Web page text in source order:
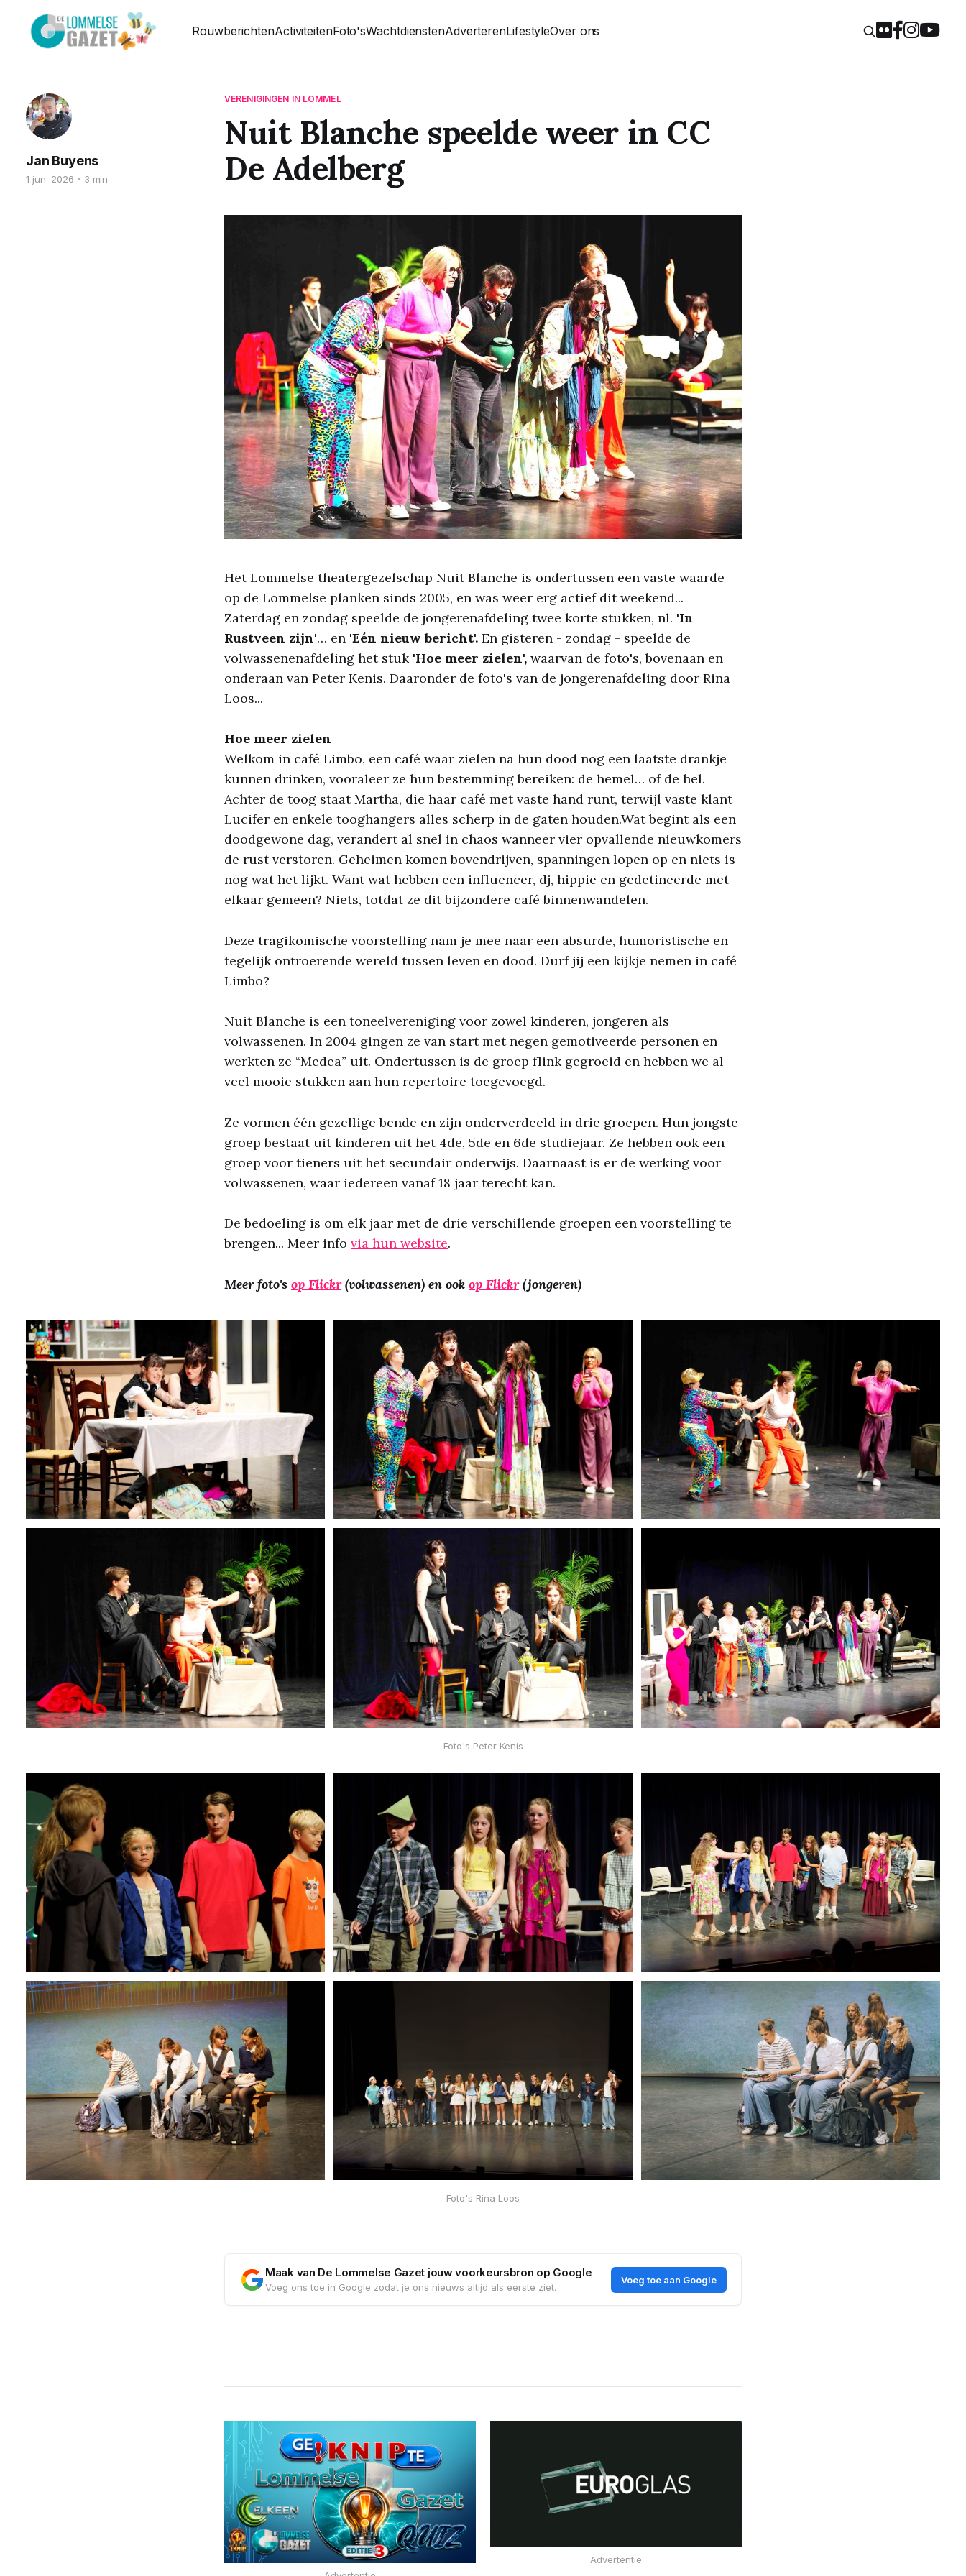
RouwberichtenActiviteitenFoto'sWachtdienstenAdverterenLifestyleOver ons
VERENIGINGEN IN LOMMEL
Nuit Blanche speelde weer in CC
De Adelberg
Jan Buyens
1 jun. 2026 3 min
Het Lommelse theatergezelschap Nuit Blanche is ondertussen een vaste waarde
op de Lommelse planken sinds 2005, en was weer erg actief dit weekend...
Zaterdag en zondag speelde de jongerenafdeling twee korte stukken, nl. 'In
Rustveen zijn'… en 'Eén nieuw bericht'. En gisteren - zondag - speelde de
volwassenenafdeling het stuk 'Hoe meer zielen', waarvan de foto's, bovenaan en
onderaan van Peter Kenis. Daaronder de foto's van de jongerenafdeling door Rina
Loos...
Hoe meer zielen
Welkom in café Limbo, een café waar zielen na hun dood nog een laatste drankje
kunnen drinken, vooraleer ze hun bestemming bereiken: de hemel… of de hel.
Achter de toog staat Martha, die haar café met vaste hand runt, terwijl vaste klant
Lucifer en enkele tooghangers alles scherp in de gaten houden.Wat begint als een
doodgewone dag, verandert al snel in chaos wanneer vier opvallende nieuwkomers
de rust verstoren. Geheimen komen bovendrijven, spanningen lopen op en niets is
nog wat het lijkt. Want wat hebben een influencer, dj, hippie en gedetineerde met
elkaar gemeen? Niets, totdat ze dit bijzondere café binnenwandelen.
Deze tragikomische voorstelling nam je mee naar een absurde, humoristische en
tegelijk ontroerende wereld tussen leven en dood. Durf jij een kijkje nemen in café
Limbo?
Nuit Blanche is een toneelvereniging voor zowel kinderen, jongeren als
volwassenen. In 2004 gingen ze van start met negen gemotiveerde personen en
werkten ze “Medea” uit. Ondertussen is de groep flink gegroeid en hebben we al
veel mooie stukken aan hun repertoire toegevoegd.
Ze vormen één gezellige bende en zijn onderverdeeld in drie groepen. Hun jongste
groep bestaat uit kinderen uit het 4de, 5de en 6de studiejaar. Ze hebben ook een
groep voor tieners uit het secundair onderwijs. Daarnaast is er de werking voor
volwassenen, waar iedereen vanaf 18 jaar terecht kan.
De bedoeling is om elk jaar met de drie verschillende groepen een voorstelling te
brengen... Meer info via hun website.
Meer foto's op Flickr(volwassenen) en ook op Flickr(jongeren)
Foto's Peter Kenis
Foto's Rina Loos
Maak van De Lommelse Gazet jouw voorkeursbron op Google
Voeg ons toe in Google zodat je ons nieuws altijd als eerste ziet.
Voeg toe aan Google
Advertentie